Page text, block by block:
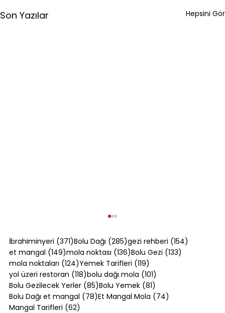
Son Yazılar Hepsini Gör
İbrahiminyeri (371)371 yazı
Bolu Dağı (285)285 yazı
gezi rehberi (154)
et mangal (149)149 yazı
mola noktası (136)136 yazı
Bolu Gezi (133)
mola noktaları (124)124 yazı
Yemek Tarifleri (119)
yol üzeri restoran (118)118 yazı
bolu dağı mola (101)
Bolu Gezilecek Yerler (85)85 yazı
Bolu Yemek (81)
Bolu Dağı et mangal (78)78 yazı
Et Mangal Mola (74)
Mangal Tarifleri (62)